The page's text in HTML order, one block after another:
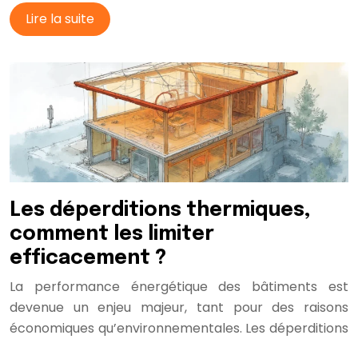
Lire la suite
Les déperditions thermiques,
comment les limiter
efficacement ?
La performance énergétique des bâtiments est
devenue un enjeu majeur, tant pour des raisons
économiques qu’environnementales. Les déperditions